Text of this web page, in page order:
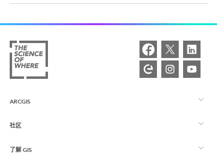
ARCGIS
ArcGIS 概览
制图
社区
Esri 社区
了解 GIS